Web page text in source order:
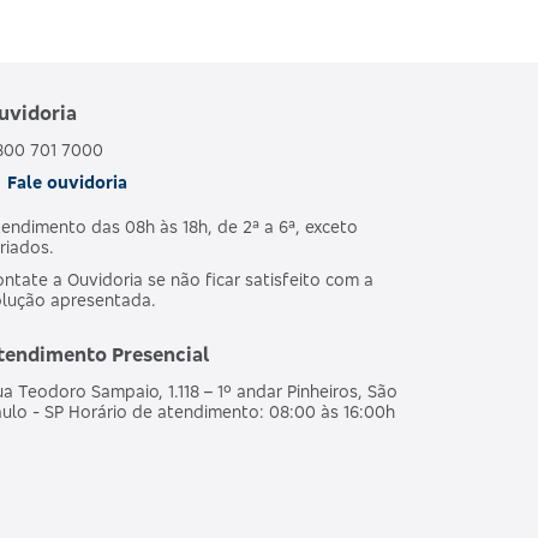
701 7000
Fale ouvidoria
das 08h às 18h, de 2ª a 6ª, exceto
a Ouvidoria se não ficar satisfeito com a
apresentada.
Presencial
Teodoro Sampaio, 1.118 – 1º andar Pinheiros, São
- SP Horário de atendimento: 08:00 às 16:00h